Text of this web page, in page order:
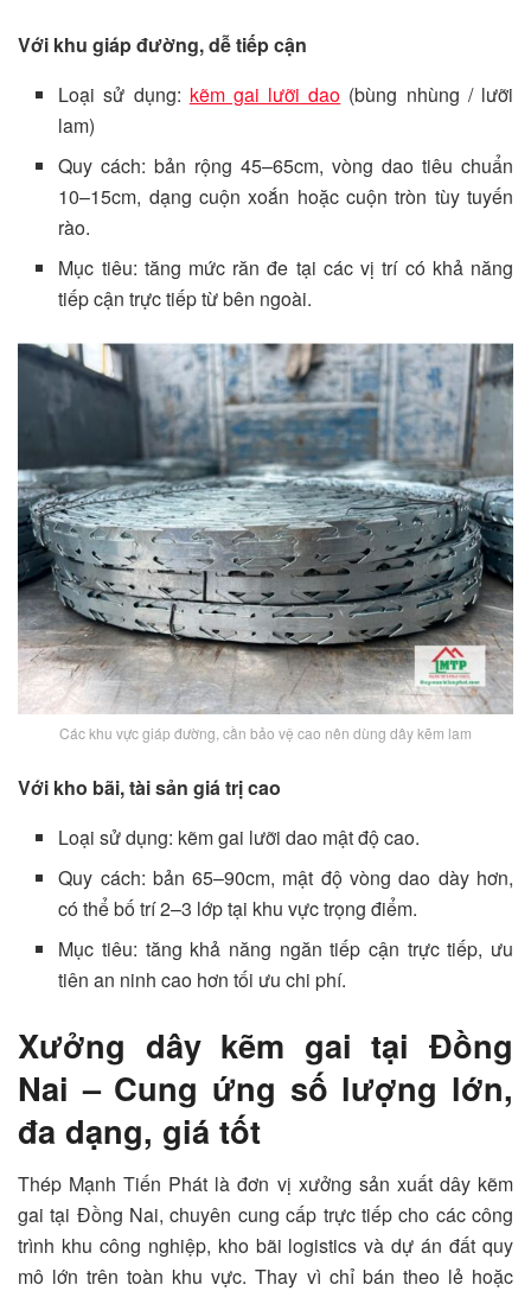
Với khu giáp đường, dễ tiếp cận
Loại sử dụng: kẽm gai lưỡi dao (bùng nhùng / lưỡi
lam)
Quy cách: bản rộng 45–65cm, vòng dao tiêu chuẩn
10–15cm, dạng cuộn xoắn hoặc cuộn tròn tùy tuyến
rào.
Mục tiêu: tăng mức răn đe tại các vị trí có khả năng
tiếp cận trực tiếp từ bên ngoài.
Các khu vực giáp đường, cần bảo vệ cao nên dùng dây kẽm lam
Với kho bãi, tài sản giá trị cao
Loại sử dụng: kẽm gai lưỡi dao mật độ cao.
Quy cách: bản 65–90cm, mật độ vòng dao dày hơn,
có thể bố trí 2–3 lớp tại khu vực trọng điểm.
Mục tiêu: tăng khả năng ngăn tiếp cận trực tiếp, ưu
tiên an ninh cao hơn tối ưu chi phí.
Xưởng dây kẽm gai tại Đồng
Nai – Cung ứng số lượng lớn,
đa dạng, giá tốt
Thép Mạnh Tiến Phát là đơn vị xưởng sản xuất dây kẽm
gai tại Đồng Nai, chuyên cung cấp trực tiếp cho các công
trình khu công nghiệp, kho bãi logistics và dự án đất quy
mô lớn trên toàn khu vực. Thay vì chỉ bán theo lẻ hoặc